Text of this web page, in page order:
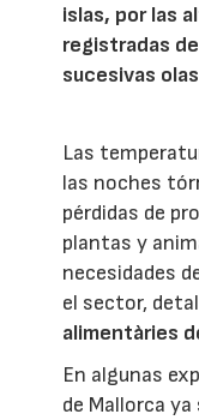
islas, por las
registradas
sucesivas
Las
las noches
pérdidas de
plantas y
necesidades
el sector,
alimentàries
En algunas
de Mallorca ya